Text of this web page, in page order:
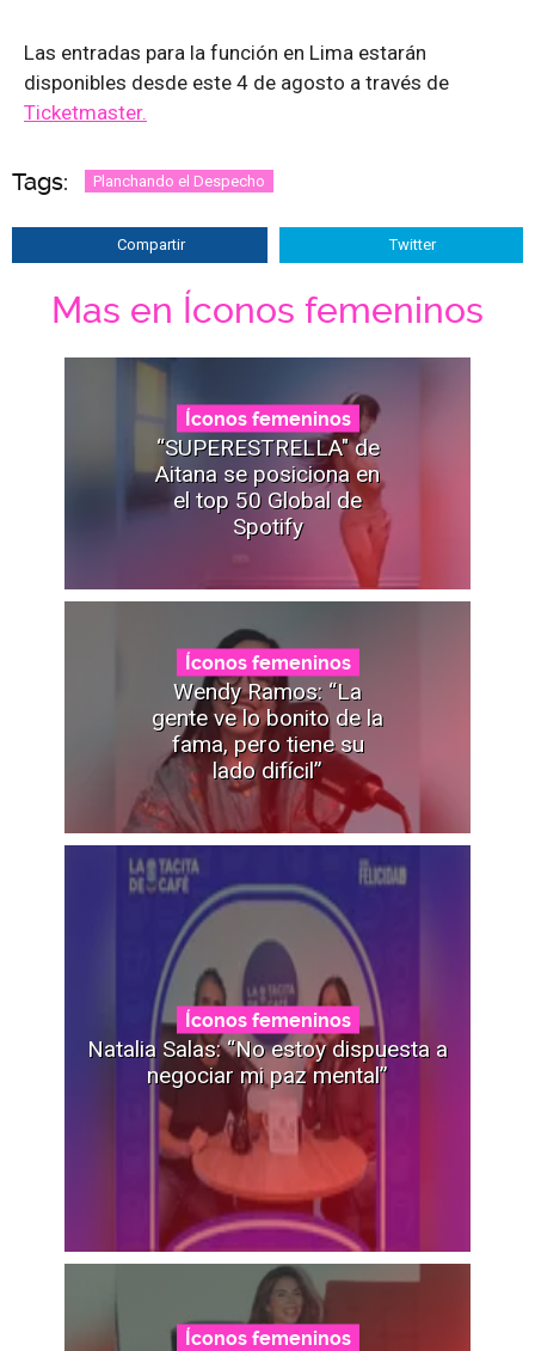
Las entradas para la función en Lima estarán
disponibles desde este 4 de agosto a través de
Ticketmaster.
Tags: Planchando el Despecho
Compartir Twitter
Mas en Íconos femeninos
Íconos femeninos
“SUPERESTRELLA" de
Aitana se posiciona en
el top 50 Global de
Spotify
Íconos femeninos
Wendy Ramos: “La
gente ve lo bonito de la
fama, pero tiene su
lado difícil”
Íconos femeninos
Natalia Salas: “No estoy dispuesta a
negociar mi paz mental”
Íconos femeninos